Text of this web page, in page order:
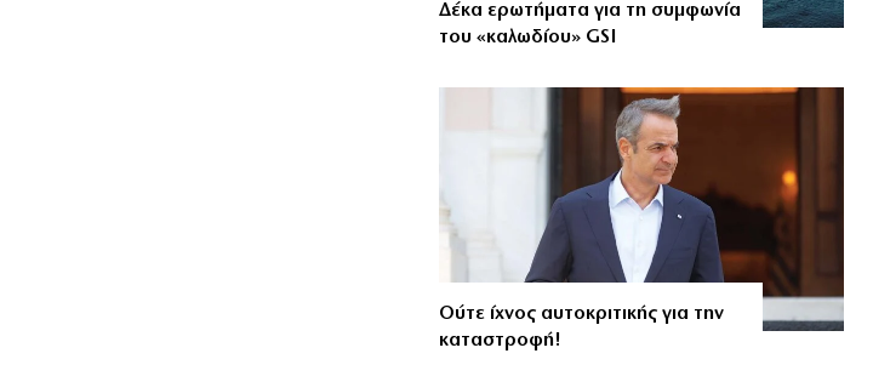
Δέκα ερωτήματα για τη συμφωνία
του «καλωδίου» GSI
Ούτε ίχνος αυτοκριτικής για την
καταστροφή!